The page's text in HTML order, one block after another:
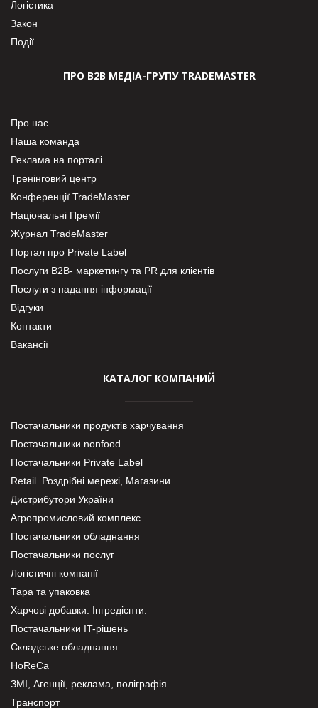
Логістика
Закон
Події
ПРО В2В МЕДІА-ГРУПУ TRADEMASTER
Про нас
Наша команда
Реклама на порталі
Тренінговий центр
Конференції TradeMaster
Національні Премії
Журнал TradeMaster
Портал про Private Label
Послуги В2В- маркетингу та PR для клієнтів
Послуги з надання інформації
Відгуки
Контакти
Вакансії
КАТАЛОГ КОМПАНИЙ
Постачальники продуктів харчування
Постачальники nonfood
Постачальники Private Label
Retail. Роздрібні мережі, Магазини
Дистрибутори України
Агропромисловий комплекс
Постачальники обладнання
Постачальники послуг
Логістичні компанії
Тара та упаковка
Харчові добавки. Інгредієнти.
Постачальники IT-рішень
Складське обладнання
HoReCa
ЗМІ, Агенції, реклама, поліграфія
Транспорт